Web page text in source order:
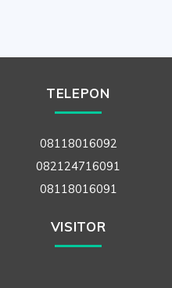
TELEPON
08118016092
082124716091
08118016091
VISITOR